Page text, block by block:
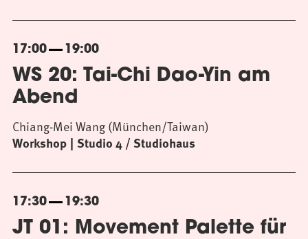
17:00 19:00
WS 20: Tai-Chi Dao-Yin am
Abend
Workshop Studio 4 / Studiohaus
Chiang-Mei Wang (München/Taiwan)
17:30 19:30
JT 01: Movement Palette für